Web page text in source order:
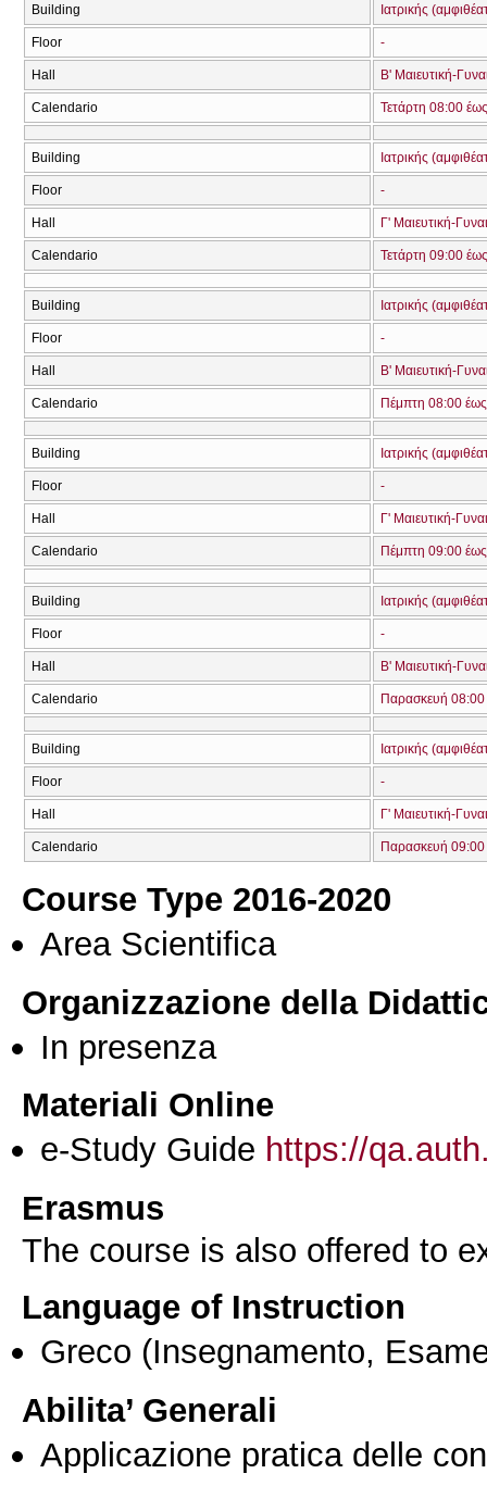
Building Ιατρικής
Floor -
Hall Β' Μαιευτική-
Calendario Τετάρτη 08:00
Building Ιατρικής
Floor -
Hall Γ' Μαιευτική-
Calendario Τετάρτη 09:00
Building Ιατρικής
Floor -
Hall Β' Μαιευτική-
Calendario Πέμπτη 08:00
Building Ιατρικής
Floor -
Hall Γ' Μαιευτική-
Calendario Πέμπτη 09:00
Building Ιατρικής
Floor -
Hall Β' Μαιευτική-
Calendario Παρασκευή
Building Ιατρικής
Floor -
Hall Γ' Μαιευτική-
Calendario Παρασκευή
Course Type 2016-2020
Area Scientifica
Organizzazione della
In presenza
Materiali Online
e-Study Guide https://
Erasmus
The course is also offered to
Language of Instruction
Greco (Insegnamento,
Abilita’ Generali
Applicazione pratica delle